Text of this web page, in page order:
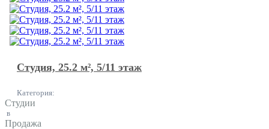
Студия, 25.2 м², 5/11 этаж
Категория:
Студии
в
Продажа